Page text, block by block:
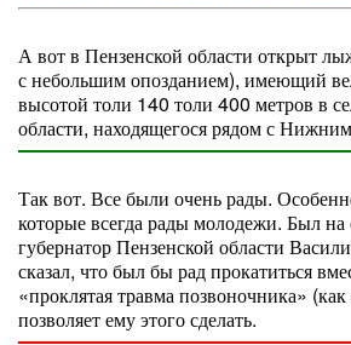
А вот в Пензенской области открыт
с небольшим опозданием), имеющий
высотой толи 140 толи 400 метров в
области, находящегося рядом с
Так вот. Все были очень рады.
которые всегда рады молодежи. Был
губернатор Пензенской области
сказал, что был бы рад прокатиться
«проклятая травма позвоночника»
позволяет ему этого сделать.